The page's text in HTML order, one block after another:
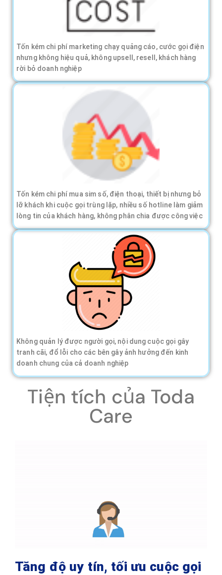
Tốn kém chi phí marketing chạy quảng cáo, cước gọi điện
nhưng không hiệu quả, không upsell, resell, khách hàng
rời bỏ doanh nghiệp
Tốn kém chi phí mua sim số, điện thoại, thiết bị nhưng bỏ
lỡ khách khi cuộc gọi trùng lặp, nhiều số hotline làm giảm
lòng tin của khách hàng, không phân chia được công việc
Không quản lý được người gọi, nội dung cuộc gọi gây
tranh cãi, đổ lỗi cho các bên gây ảnh hưởng đến kinh
doanh chung của cả doanh nghiệp
Tiện tích của Toda
Care
Tăng độ uy tín, tối ưu cuộc gọi